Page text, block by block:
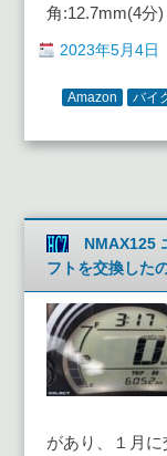
角:12.7mm(4分
2023年5月4日
Amazon バイ
NMAX125
フトを交換した
があり、１月